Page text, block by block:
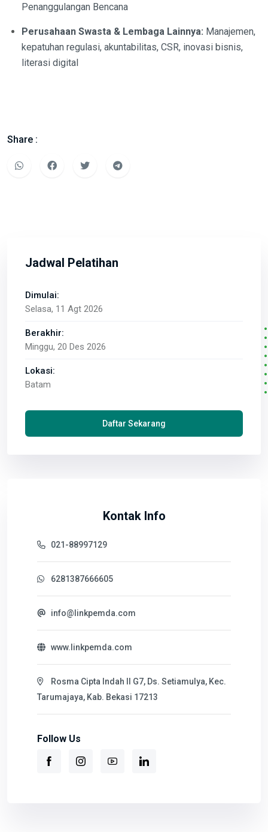
Penanggulangan Bencana
Perusahaan Swasta & Lembaga Lainnya: Manajemen,
kepatuhan regulasi, akuntabilitas, CSR, inovasi bisnis,
literasi digital
Share :
Jadwal Pelatihan
Dimulai:
Selasa, 11 Agt 2026
Berakhir:
Minggu, 20 Des 2026
Lokasi:
Batam
Daftar Sekarang
Kontak Info
021-88997129
6281387666605
info@linkpemda.com
www.linkpemda.com
Rosma Cipta Indah II G7, Ds. Setiamulya, Kec.
Tarumajaya, Kab. Bekasi 17213
Follow Us